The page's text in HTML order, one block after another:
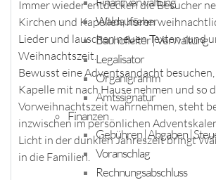
Waldaufseher
Bauhofleiter | Verwaltung
Legalisator
Organigramm
Amtssignatur
Finanzen
Gebühren | Abgaben |
Voranschlag
Rechnungsabschluss
Immer wieder entdecken die Besucher
Kirchen und Kapellen, hören
Lieder und lauschen neuen Texten rund
Weihnachtszeit.
Bewusst eine Adventsandacht
Kapelle mit nach Hause nehmen und so
Vorweihnachtszeit wahrnehmen, steht
inzwischen im persönlichen
Licht in der dunklen Jahreszeit bringt
in die Familien.